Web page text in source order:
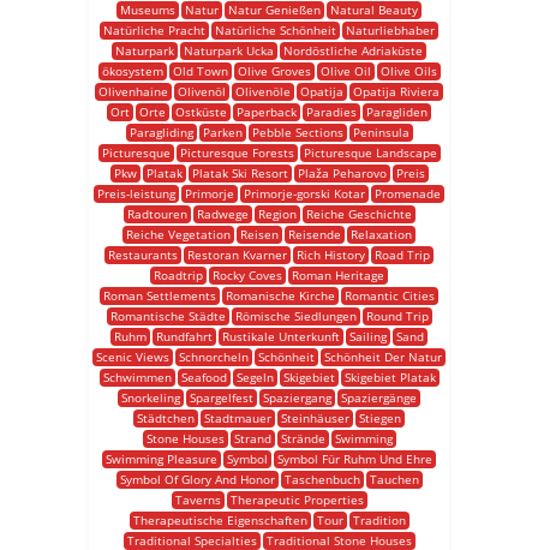
Museums
Natur Natur Genießen
Natural Beauty
Natürliche Pracht
Natürliche Schönheit
Naturliebhaber
Naturpark
Naturpark Ucka
Nordöstliche Adriaküste
ökosystem
Old Town Olive Groves Olive Oil
Olive Oils
Olivenhaine
Olivenöl Olivenöle Opatija
Opatija Riviera
Ort Orte Ostküste Paperback Paradies
Paragliden
Paragliding
Parken Pebble Sections
Peninsula
Picturesque
Picturesque Forests
Picturesque Landscape
Pkw
Platak Platak Ski Resort Plaža Peharovo
Preis
Preis-leistung
Primorje Primorje-gorski Kotar
Promenade
Radtouren
Radwege Region
Reiche Geschichte
Reiche Vegetation
Reisen Reisende
Relaxation
Restaurants
Restoran Kvarner Rich History
Road Trip
Roadtrip
Rocky Coves
Roman Heritage
Roman Settlements
Romanische Kirche
Romantic Cities
Romantische Städte
Römische Siedlungen
Round Trip
Ruhm
Rundfahrt Rustikale Unterkunft Sailing Sand
Scenic Views Schnorcheln Schönheit Schönheit Der Natur
Schwimmen
Seafood Segeln Skigebiet
Skigebiet Platak
Snorkeling Spargelfest Spaziergang Spaziergänge
Städtchen Stadtmauer Steinhäuser Stiegen
Stone Houses
Strand Strände
Swimming
Swimming Pleasure
Symbol
Symbol Für Ruhm Und Ehre
Symbol Of Glory And Honor
Taschenbuch
Tauchen
Taverns
Therapeutic Properties
Therapeutische Eigenschaften
Tour
Tradition
Traditional Specialties
Traditional Stone Houses